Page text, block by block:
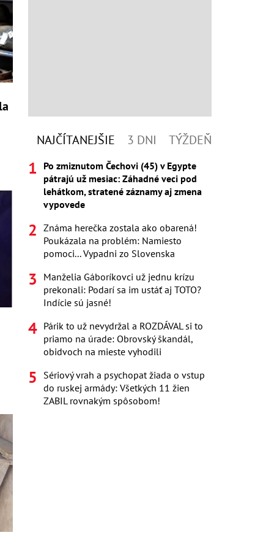
NAJČÍTANEJŠIE 3 DNI TÝŽDEŇ
Po zmiznutom Čechovi (45) v Egypte
pátrajú už mesiac: Záhadné veci pod
lehátkom, stratené záznamy aj zmena
vypovede
Známa herečka zostala ako obarená!
Poukázala na problém: Namiesto
pomoci... Vypadni zo Slovenska
Manželia Gáboríkovci už jednu krízu
prekonali: Podarí sa im ustáť aj TOTO?
Indície sú jasné!
Párik to už nevydržal a ROZDÁVAL si to
priamo na úrade: Obrovský škandál,
obidvoch na mieste vyhodili
Sériový vrah a psychopat žiada o vstup
do ruskej armády: Všetkých 11 žien
ZABIL rovnakým spôsobom!